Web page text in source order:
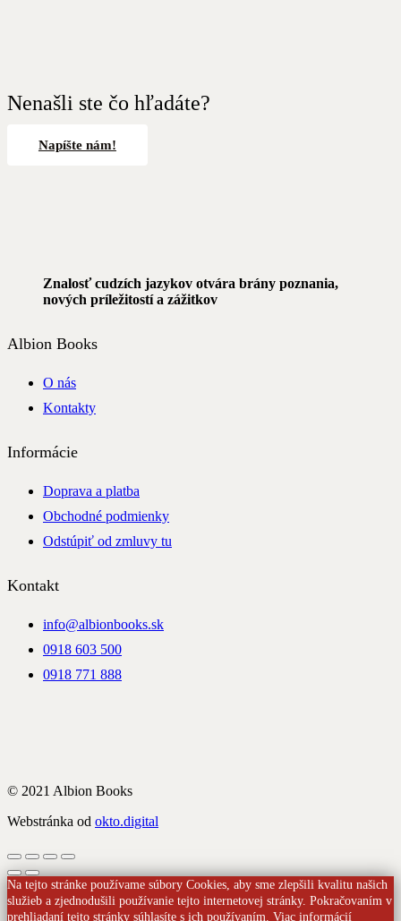
Nenašli ste čo hľadáte?
Napíšte nám!
Znalosť cudzích jazykov otvára brány poznania,
nových príležitostí a zážitkov
Albion Books
O nás
Kontakty
Informácie
Doprava a platba
Obchodné podmienky
Odstúpiť od zmluvy tu
Kontakt
info@albionbooks.sk
0918 603 500
0918 771 888
© 2021 Albion Books
Webstránka od okto.digital
Na tejto stránke používame súbory Cookies, aby sme zlepšili kvalitu našich
služieb a zjednodušili používanie tejto internetovej stránky. Pokračovaním v
prehliadaní tejto stránky súhlasíte s ich používaním. Viac informácií